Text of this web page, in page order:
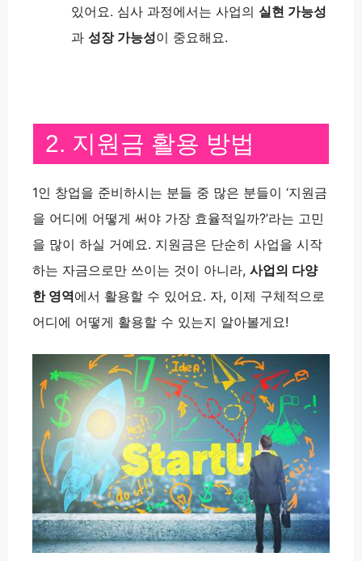
있어요. 심사 과정에서는 사업의 실현 가능성
과 성장 가능성이 중요해요.
2. 지원금 활용 방법
1인 창업을 준비하시는 분들 중 많은 분들이 ‘지원금
을 어디에 어떻게 써야 가장 효율적일까?’라는 고민
을 많이 하실 거예요. 지원금은 단순히 사업을 시작
하는 자금으로만 쓰이는 것이 아니라, 사업의 다양
한 영역에서 활용할 수 있어요. 자, 이제 구체적으로
어디에 어떻게 활용할 수 있는지 알아볼게요!